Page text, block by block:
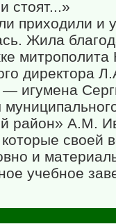
стоят...»
приходили и
Жила
митрополита
директора
игумена
район» А.М.
своей
и
учебное